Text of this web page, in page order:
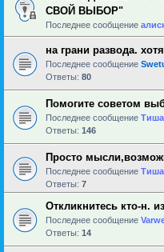
СВОЙ ВЫБОР"
Последнее сообщение
на грани развода.
Последнее сообщение
Ответы: 80
Помогите советом
Последнее сообщение Тиша
Ответы: 146
Просто
Последнее сообщение Тиша
Ответы: 7
Откликнитесь кто-н.
Последнее сообщение
Ответы: 14